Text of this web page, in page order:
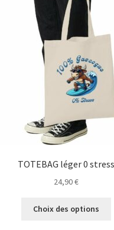
TOTEBAG léger 0 stress
24,90€
Choix des options